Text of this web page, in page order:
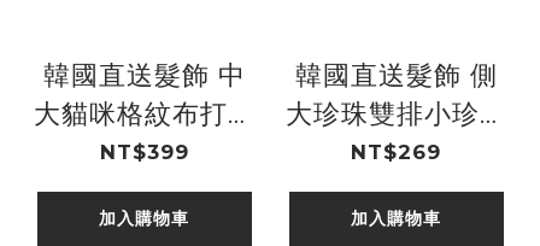
韓國直送髮飾 中
大貓咪格紋布打圈
後絲巾大蝴蝶結鯊
魚夾
NT$399
加入購物車
韓國直送髮飾 側
大珍珠雙排小珍珠
B字小抓夾
NT$269
加入購物車